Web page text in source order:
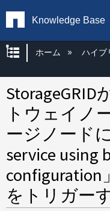
Knowledge Base
グローバル
ホーム ハイブ
トウェイノ
ージノード
service using
をトリガー